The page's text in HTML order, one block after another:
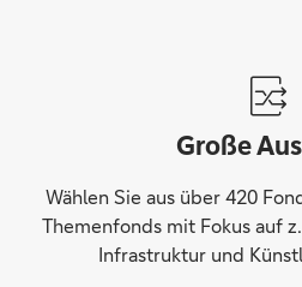
Große
Wählen Sie aus über 420
Themenfonds mit Fokus auf
Infrastruktur und